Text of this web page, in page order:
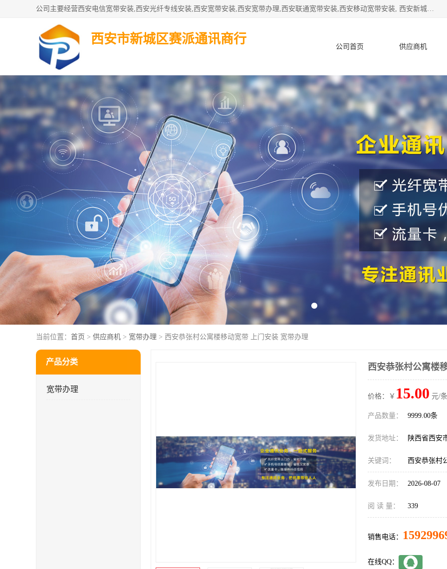
公司主要经营西安电信宽带安装,西安光纤专线安装,西安宽带安装,西安宽带办理,西安联通宽带安装,西安移动宽带安装, 西安新城赛派通讯商行从事西安地区的联通，移动，电信宽带安装，光纤专线安装，宽带办理等业务
西安市新城区赛派通讯商行
公司首页 供应商机
产品知识 客户案例
当前位置： 首页 > 供应商机 > 宽带办理 > 西安恭张村公寓楼移动宽带 上门安装 宽带办理
产品分类
宽带办理
西安恭张村公寓楼
价格：￥ 15.00 元/
产品数量： 9999.00条
发货地址： 陕西省西安
关键词： 西安恭张村
发布日期： 2026-08-07
阅 读 量： 339
销售电话：
在线QQ：